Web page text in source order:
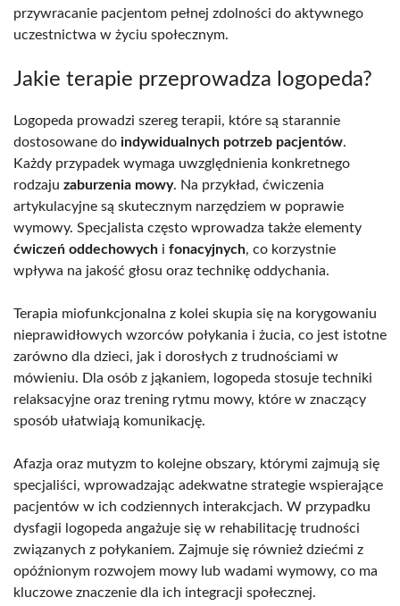
przywracanie pacjentom pełnej zdolności do aktywnego
uczestnictwa w życiu społecznym.
Jakie terapie przeprowadza logopeda?
Logopeda prowadzi szereg terapii, które są starannie
dostosowane do indywidualnych potrzeb pacjentów.
Każdy przypadek wymaga uwzględnienia konkretnego
rodzaju zaburzenia mowy. Na przykład, ćwiczenia
artykulacyjne są skutecznym narzędziem w poprawie
wymowy. Specjalista często wprowadza także elementy
ćwiczeń oddechowych i fonacyjnych, co korzystnie
wpływa na jakość głosu oraz technikę oddychania.
Terapia miofunkcjonalna z kolei skupia się na korygowaniu
nieprawidłowych wzorców połykania i żucia, co jest istotne
zarówno dla dzieci, jak i dorosłych z trudnościami w
mówieniu. Dla osób z jąkaniem, logopeda stosuje techniki
relaksacyjne oraz trening rytmu mowy, które w znaczący
sposób ułatwiają komunikację.
Afazja oraz mutyzm to kolejne obszary, którymi zajmują się
specjaliści, wprowadzając adekwatne strategie wspierające
pacjentów w ich codziennych interakcjach. W przypadku
dysfagii logopeda angażuje się w rehabilitację trudności
związanych z połykaniem. Zajmuje się również dziećmi z
opóźnionym rozwojem mowy lub wadami wymowy, co ma
kluczowe znaczenie dla ich integracji społecznej.